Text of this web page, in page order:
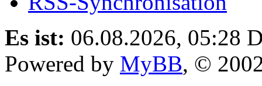
Alle Foren als gelesen
RSS-Synchronisation
Es ist:06.08.2026, 05:28